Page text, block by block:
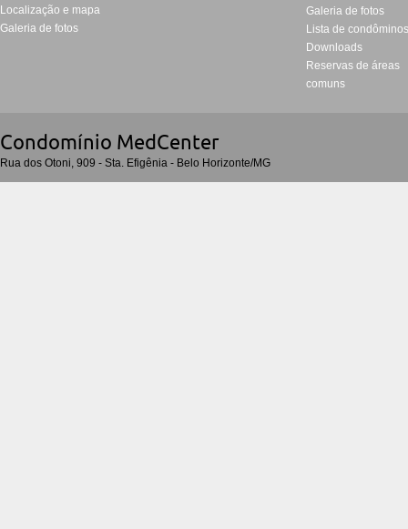
Localização e mapa
Galeria de fotos
Galeria de fotos
Lista de
Downloads
Reservas de áreas
comuns
Condomí­nio MedCenter
Rua dos Otoni, 909 - Sta. Efigênia - Belo Horizonte/MG